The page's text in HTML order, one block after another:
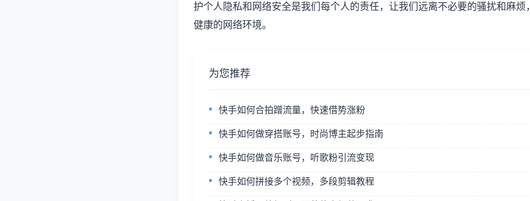
护个人隐私和网络安全是我们每个人的责任，让我们远离不必要的骚扰和麻烦
健康的网络环境。
为您推荐
快手如何合拍蹭流量，快速借势涨粉
快手如何做穿搭账号，时尚博主起步指南
快手如何做音乐账号，听歌粉引流变现
快手如何拼接多个视频，多段剪辑教程